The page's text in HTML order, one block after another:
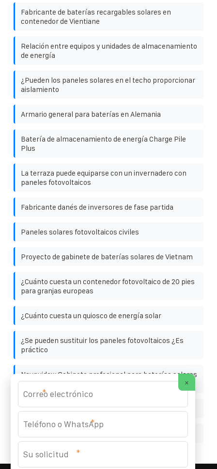
Fabricante de baterías recargables solares en
contenedor de Vientiane
Relación entre equipos y unidades de almacenamiento
de energía
¿Pueden los paneles solares en el techo proporcionar
aislamiento
Armario general para baterías en Alemania
Batería de almacenamiento de energía Charge Pile
Plus
La terraza puede equiparse con un invernadero con
paneles fotovoltaicos
Fabricante danés de inversores de fase partida
Paneles solares fotovoltaicos civiles
Proyecto de gabinete de baterías solares de Vietnam
¿Cuánto cuesta un contenedor fotovoltaico de 20 pies
para granjas europeas
¿Cuánto cuesta un quiosco de energía solar
¿Se pueden sustituir los paneles fotovoltaicos ¿Es
práctico
Naypyidaw Gabinete profesional para baterías solares
paquete de baterías de litio precio de fábrica
Energía solar para empresas en Somalia
×
*
*
*